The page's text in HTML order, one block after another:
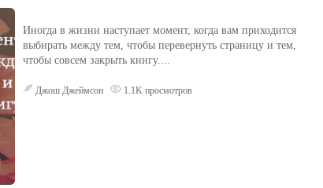
Иногда в жизни наступает момент, когда вам приходится
выбирать между тем, чтобы перевернуть страницу и тем,
чтобы совсем закрыть книгу....
Джош Джеймсон 1.1K просмотров